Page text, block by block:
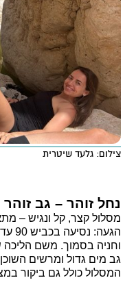
צילום: גלעד שיטרית
נחל זוהר – גב זוהר
מסלול קצר, קל ונגיש –
וחניה בסמוך. משם
גב מים גדול ומרשים
המסלול כולל גם ביקור